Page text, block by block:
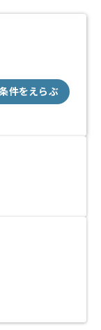
件をえらぶ